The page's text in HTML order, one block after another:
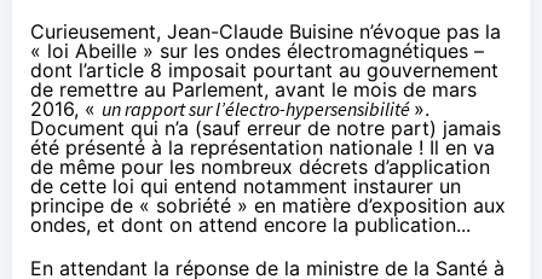
Curieusement, Jean-Claude Buisine n’évoque pas la
« loi Abeille » sur les ondes électromagnétiques –
dont l’article 8 imposait pourtant au gouvernement
de remettre au Parlement, avant le mois de mars
2016, « un rapport sur l’électro-hypersensibilité ».
Document qui n’a (sauf erreur de notre part) jamais
été présenté à la représentation nationale ! Il en va
de même pour les nombreux décrets d’application
de cette loi qui entend notamment instaurer un
principe de « sobriété » en matière d’exposition aux
ondes, et dont on attend encore la publication...
En attendant la réponse de la ministre de la Santé à